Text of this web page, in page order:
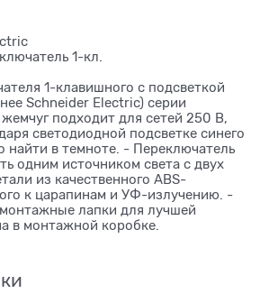
1-кл.
1-клавишного с подсветкой
Schneider Electric) серии
подходит для сетей 250 В,
светодиодной подсветке синего
найти в темноте. - Переключатель
одним источником света с двух
из качественного ABS-
к царапинам и УФ-излучению. -
лапки для лучшей
в монтажной коробке.